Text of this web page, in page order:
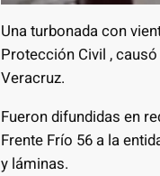
Una turbonada con
Protección Civil ,
Veracruz.
Fueron difundidas en
Frente Frío 56 a la
y láminas.